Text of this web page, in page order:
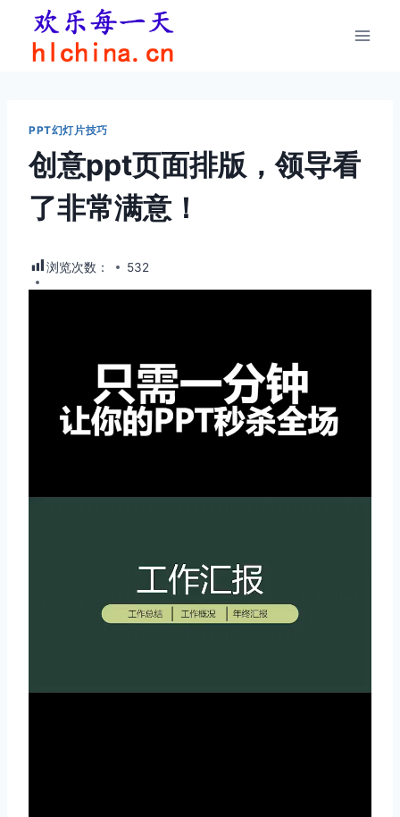
PPT幻灯片技巧
创意ppt页面排版，领导看
了非常满意！
浏览次数： 532